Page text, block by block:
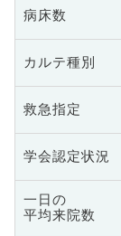
病床数
カルテ種別
救急指定
学会認定状況
一日の
平均来院数